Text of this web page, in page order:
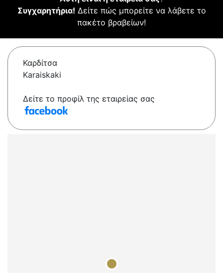
Συγχαρητήρια! Δείτε πώς μπορείτε να λάβετε το
πακέτο βραβείων!
Καρδίτσα
Karaiskaki
Δείτε το προφίλ της εταιρείας σας